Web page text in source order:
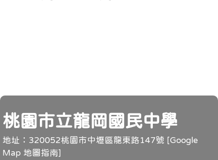
頁尾
桃園市立龍岡國民中學
地址：320052桃園市中壢區龍東路147號 [Google
Map 地圖指南]